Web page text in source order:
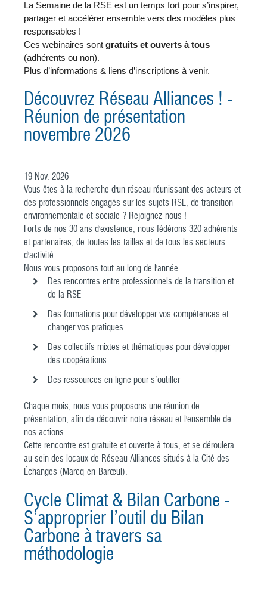
La Semaine de la RSE est un temps fort pour s’inspirer,
partager et accélérer ensemble vers des modèles plus
responsables !
Ces webinaires sont gratuits et ouverts à tous
(adhérents ou non).
Plus d’informations & liens d’inscriptions à venir.
Découvrez Réseau Alliances ! -
Réunion de présentation
novembre 2026
19 Nov. 2026
Vous êtes à la recherche d'un réseau réunissant des acteurs et
des professionnels engagés sur les sujets RSE, de transition
environnementale et sociale ? Rejoignez-nous !
Forts de nos 30 ans d'existence, nous fédérons 320 adhérents
et partenaires, de toutes les tailles et de tous les secteurs
d'activité.
Nous vous proposons tout au long de l'année :
Des rencontres entre professionnels de la transition et
de la RSE
Des formations pour développer vos compétences et
changer vos pratiques
Des collectifs mixtes et thématiques pour développer
des coopérations
Des ressources en ligne pour s’outiller
Chaque mois, nous vous proposons une réunion de
présentation, afin de découvrir notre réseau et l'ensemble de
nos actions.
Cette rencontre est gratuite et ouverte à tous, et se déroulera
au sein des locaux de Réseau Alliances situés à la Cité des
Échanges (Marcq-en-Barœul).
Cycle Climat & Bilan Carbone -
S’approprier l’outil du Bilan
Carbone à travers sa
méthodologie